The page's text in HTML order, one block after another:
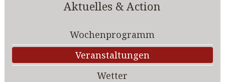
Aktuelles & Action
Wochenprogramm
Veranstaltungen
Wetter